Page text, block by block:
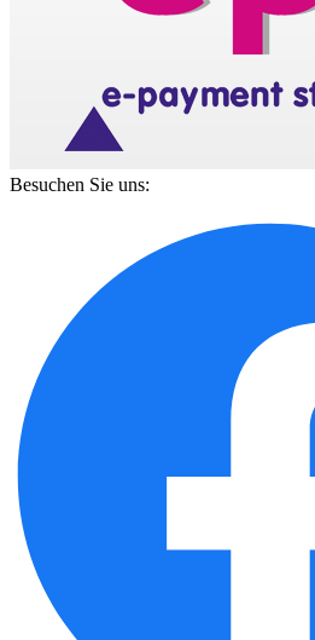
Besuchen Sie uns: